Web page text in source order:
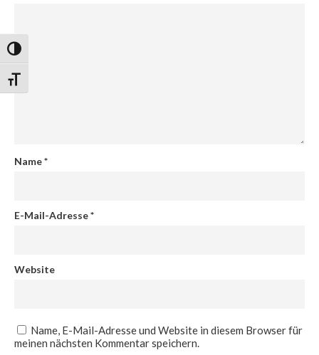
Umschalten auf hohe Kontraste
Schrift vergrößern
Name*
E-Mail-Adresse*
Website
Name, E-Mail-Adresse und Website in diesem Browser für
meinen nächsten Kommentar speichern.